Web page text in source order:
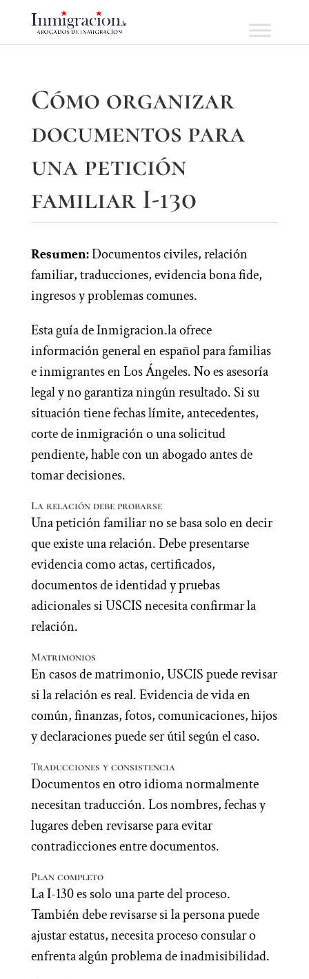
Cómo organizar
documentos para
una petición
familiar I-130
Resumen:Documentos civiles, relación
familiar, traducciones, evidencia bona fide,
ingresos y problemas comunes.
Esta guía de Inmigracion.la ofrece
información general en español para familias
e inmigrantes en Los Ángeles. No es asesoría
legal y no garantiza ningún resultado. Si su
situación tiene fechas límite, antecedentes,
corte de inmigración o una solicitud
pendiente, hable con un abogado antes de
tomar decisiones.
La relación debe probarse
Una petición familiar no se basa solo en decir
que existe una relación. Debe presentarse
evidencia como actas, certificados,
documentos de identidad y pruebas
adicionales si USCIS necesita confirmar la
relación.
Matrimonios
En casos de matrimonio, USCIS puede revisar
si la relación es real. Evidencia de vida en
común, finanzas, fotos, comunicaciones, hijos
y declaraciones puede ser útil según el caso.
Traducciones y consistencia
Documentos en otro idioma normalmente
necesitan traducción. Los nombres, fechas y
lugares deben revisarse para evitar
contradicciones entre documentos.
Plan completo
La I-130 es solo una parte del proceso.
También debe revisarse si la persona puede
ajustar estatus, necesita proceso consular o
enfrenta algún problema de inadmisibilidad.